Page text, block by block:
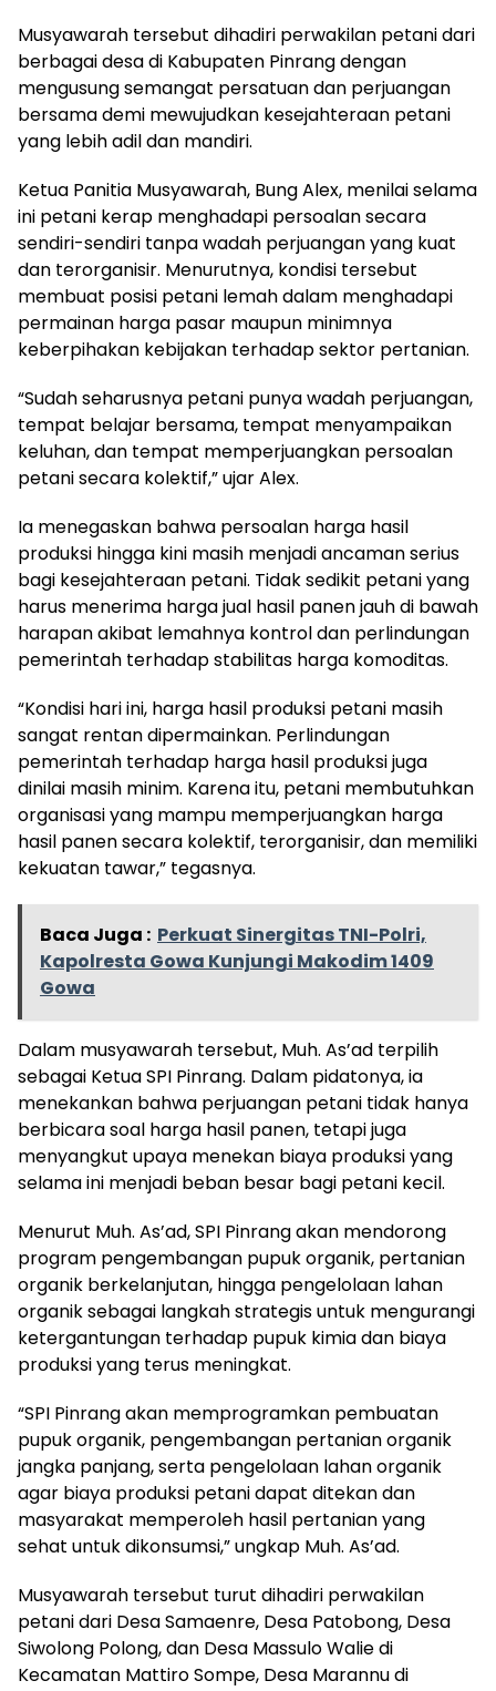
Musyawarah tersebut dihadiri perwakilan petani dari
berbagai desa di Kabupaten Pinrang dengan
mengusung semangat persatuan dan perjuangan
bersama demi mewujudkan kesejahteraan petani
yang lebih adil dan mandiri.
Ketua Panitia Musyawarah, Bung Alex, menilai selama
ini petani kerap menghadapi persoalan secara
sendiri-sendiri tanpa wadah perjuangan yang kuat
dan terorganisir. Menurutnya, kondisi tersebut
membuat posisi petani lemah dalam menghadapi
permainan harga pasar maupun minimnya
keberpihakan kebijakan terhadap sektor pertanian.
“Sudah seharusnya petani punya wadah perjuangan,
tempat belajar bersama, tempat menyampaikan
keluhan, dan tempat memperjuangkan persoalan
petani secara kolektif,” ujar Alex.
Ia menegaskan bahwa persoalan harga hasil
produksi hingga kini masih menjadi ancaman serius
bagi kesejahteraan petani. Tidak sedikit petani yang
harus menerima harga jual hasil panen jauh di bawah
harapan akibat lemahnya kontrol dan perlindungan
pemerintah terhadap stabilitas harga komoditas.
“Kondisi hari ini, harga hasil produksi petani masih
sangat rentan dipermainkan. Perlindungan
pemerintah terhadap harga hasil produksi juga
dinilai masih minim. Karena itu, petani membutuhkan
organisasi yang mampu memperjuangkan harga
hasil panen secara kolektif, terorganisir, dan memiliki
kekuatan tawar,” tegasnya.
Baca Juga : Perkuat Sinergitas TNI-Polri,
Kapolresta Gowa Kunjungi Makodim 1409
Gowa
Dalam musyawarah tersebut, Muh. As’ad terpilih
sebagai Ketua SPI Pinrang. Dalam pidatonya, ia
menekankan bahwa perjuangan petani tidak hanya
berbicara soal harga hasil panen, tetapi juga
menyangkut upaya menekan biaya produksi yang
selama ini menjadi beban besar bagi petani kecil.
Menurut Muh. As’ad, SPI Pinrang akan mendorong
program pengembangan pupuk organik, pertanian
organik berkelanjutan, hingga pengelolaan lahan
organik sebagai langkah strategis untuk mengurangi
ketergantungan terhadap pupuk kimia dan biaya
produksi yang terus meningkat.
“SPI Pinrang akan memprogramkan pembuatan
pupuk organik, pengembangan pertanian organik
jangka panjang, serta pengelolaan lahan organik
agar biaya produksi petani dapat ditekan dan
masyarakat memperoleh hasil pertanian yang
sehat untuk dikonsumsi,” ungkap Muh. As’ad.
Musyawarah tersebut turut dihadiri perwakilan
petani dari Desa Samaenre, Desa Patobong, Desa
Siwolong Polong, dan Desa Massulo Walie di
Kecamatan Mattiro Sompe, Desa Marannu di